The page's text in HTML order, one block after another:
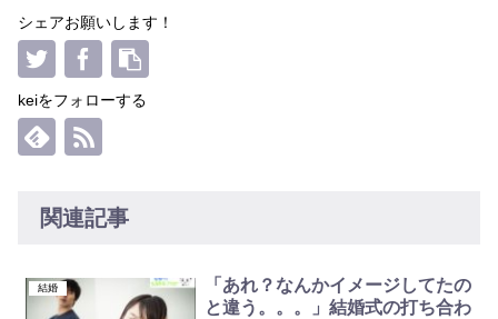
シェアお願いします！
keiをフォローする
関連記事
結婚
「あれ？なんかイメージしてたの
と違う。。。」結婚式の打ち合わ